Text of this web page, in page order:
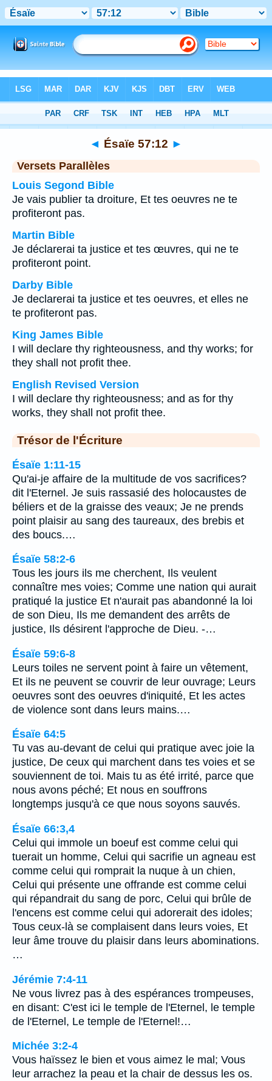
Chapitre 57> Verset 12
◄ Ésaïe 57:12 ►
Versets Parallèles
Louis Segond Bible
Je vais publier ta droiture, Et tes oeuvres ne te
profiteront pas.
Martin Bible
Je déclarerai ta justice et tes œuvres, qui ne te
profiteront point.
Darby Bible
Je declarerai ta justice et tes oeuvres, et elles ne
te profiteront pas.
King James Bible
I will declare thy righteousness, and thy works; for
they shall not profit thee.
English Revised Version
I will declare thy righteousness; and as for thy
works, they shall not profit thee.
Trésor de l'Écriture
Ésaïe 1:11-15
Qu'ai-je affaire de la multitude de vos sacrifices?
dit l'Eternel. Je suis rassasié des holocaustes de
béliers et de la graisse des veaux; Je ne prends
point plaisir au sang des taureaux, des brebis et
des boucs.…
Ésaïe 58:2-6
Tous les jours ils me cherchent, Ils veulent
connaître mes voies; Comme une nation qui aurait
pratiqué la justice Et n'aurait pas abandonné la loi
de son Dieu, Ils me demandent des arrêts de
justice, Ils désirent l'approche de Dieu. -…
Ésaïe 59:6-8
Leurs toiles ne servent point à faire un vêtement,
Et ils ne peuvent se couvrir de leur ouvrage; Leurs
oeuvres sont des oeuvres d'iniquité, Et les actes
de violence sont dans leurs mains.…
Ésaïe 64:5
Tu vas au-devant de celui qui pratique avec joie la
justice, De ceux qui marchent dans tes voies et se
souviennent de toi. Mais tu as été irrité, parce que
nous avons péché; Et nous en souffrons
longtemps jusqu'à ce que nous soyons sauvés.
Ésaïe 66:3,4
Celui qui immole un boeuf est comme celui qui
tuerait un homme, Celui qui sacrifie un agneau est
comme celui qui romprait la nuque à un chien,
Celui qui présente une offrande est comme celui
qui répandrait du sang de porc, Celui qui brûle de
l'encens est comme celui qui adorerait des idoles;
Tous ceux-là se complaisent dans leurs voies, Et
leur âme trouve du plaisir dans leurs abominations.
…
Jérémie 7:4-11
Ne vous livrez pas à des espérances trompeuses,
en disant: C'est ici le temple de l'Eternel, le temple
de l'Eternel, Le temple de l'Eternel!…
Michée 3:2-4
Vous haïssez le bien et vous aimez le mal; Vous
leur arrachez la peau et la chair de dessus les os.